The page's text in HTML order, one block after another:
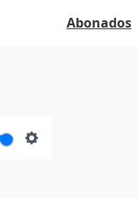
Abonados